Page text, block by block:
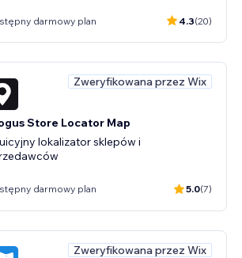
darmowy plan 4.3(20)
Zweryfikowana przez Wix
Store Locator Map
lokalizator sklepów i
darmowy plan 5.0(7)
Zweryfikowana przez Wix